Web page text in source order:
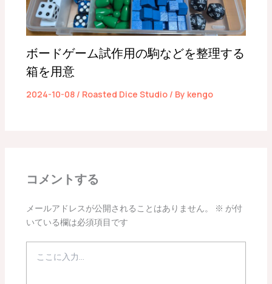
ボードゲーム試作用の駒などを整理する
箱を用意
2024-10-08 / Roasted Dice Studio/ By kengo
コメントする
メールアドレスが公開されることはありません。 ※ が付
いている欄は必須項目です